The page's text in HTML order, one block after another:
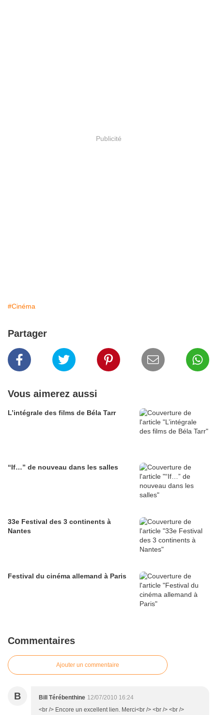
Publicité
#Cinéma
Partager
Vous aimerez aussi
L’intégrale des films de Béla Tarr
“If…” de nouveau dans les salles
33e Festival des 3 continents à
Nantes
Festival du cinéma allemand à Paris
Commentaires
Ajouter un commentaire
B Bill Térébenthine 12/07/2010 16:24
<br /> Encore un excellent lien. Merci<br /> <br /> <br />